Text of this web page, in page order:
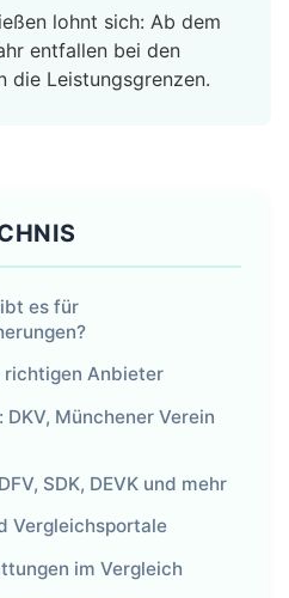
lohnt sich: Ab dem
entfallen bei den
die Leistungsgrenzen.
es für
richtigen Anbieter
Münchener Verein
SDK, DEVK und mehr
Vergleichsportale
im Vergleich